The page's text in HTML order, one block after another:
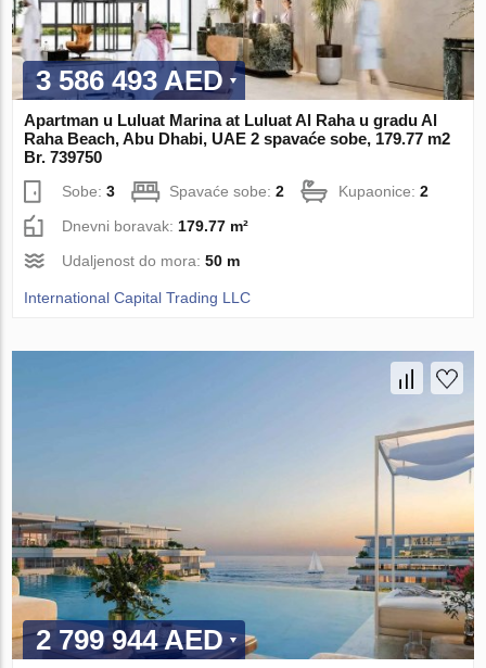
3 586 493 AED
Apartman u Luluat Marina at Luluat Al Raha u gradu Al
Raha Beach, Abu Dhabi, UAE 2 spavaće sobe, 179.77 m2
Br. 739750
Sobe:3 Spavaće sobe:2 Kupaonice:2
Dnevni boravak: 179.77 m²
Udaljenost do mora:50 m
International Capital Trading LLC
2 799 944 AED